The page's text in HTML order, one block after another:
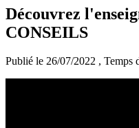
Découvrez
CONSEILS
Publié le 26/07/2022 , Temps